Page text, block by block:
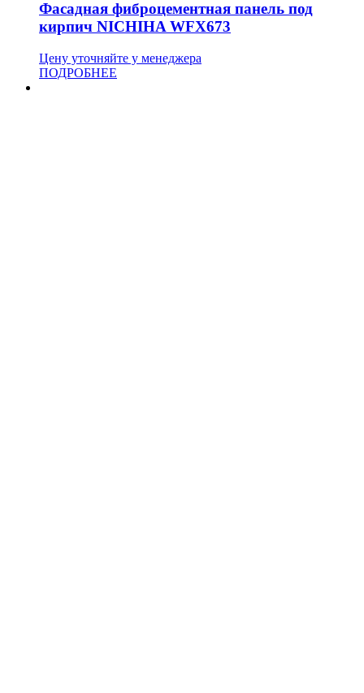
Фасадная фиброцементная панель под
кирпич NICHIHA WFX673
Цену уточняйте у менеджера
ПОДРОБНЕЕ